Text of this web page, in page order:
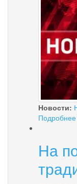
Новости:
Подробнее
На